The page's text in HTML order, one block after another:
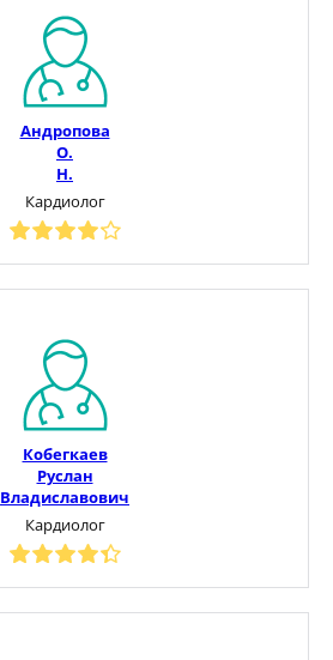
Андропова
О.
Н.
Кардиолог
Кобегкаев
Руслан
Владиславович
Кардиолог